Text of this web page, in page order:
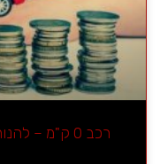
רכב 0 ק"מ – להנות מכל העולמות